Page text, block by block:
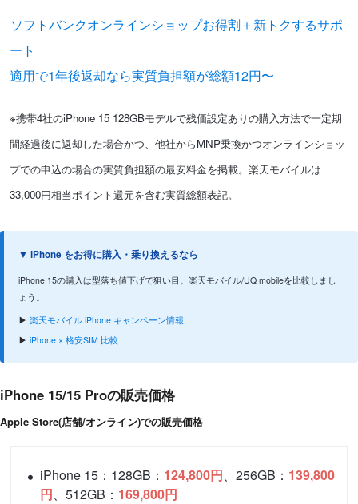
ソフトバンクオンラインショップお得割＋新トクするサポ
ート
適用で1年後返却なら実質負担額が総額12円〜
※携帯4社のiPhone 15 128GBモデルで残価設定ありの購入方法で一定期
間経過後に返却した場合かつ、他社からMNP乗換かつオンラインショッ
プでの申込の場合の実質負担額の最安料金を掲載。楽天モバイルは
33,000円相当ポイント還元を含む実質総額表記。
▼ iPhone をお得に購入・乗り換えるなら
iPhone 15の購入は型落ち値下げで狙い目。楽天モバイル/UQ mobileを比較しまし
ょう。
▶ 楽天モバイル iPhone キャンペーン情報
▶ iPhone × 格安SIM 比較
iPhone 15/15 Proの販売価格
Apple Store(店舗/オンライン)での販売価格
iPhone 15：128GB： 124,800円、256GB： 139,800
円、512GB： 169,800円